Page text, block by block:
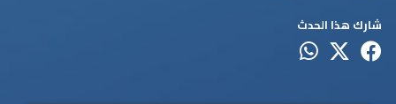
شارك هذا الحدث